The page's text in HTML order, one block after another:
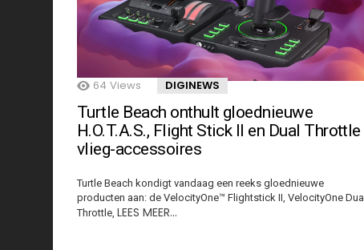
64 Views DIGINEWS
Turtle Beach onthult gloednieuwe
H.O.T.A.S., Flight Stick II en Dual Throttle
vlieg-accessoires
Turtle Beach kondigt vandaag een reeks gloednieuwe
producten aan: de VelocityOne™ Flightstick II, VelocityOne Dual
Throttle, LEES MEER…